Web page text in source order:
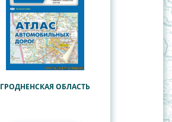
ГРОДНЕНСКАЯ ОБЛАСТЬ